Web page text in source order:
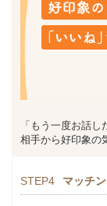
「もう一度お話し
相手から好印象の
STEP4 マッチ